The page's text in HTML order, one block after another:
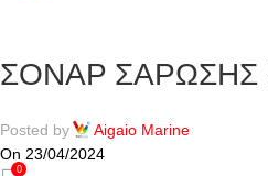
ΣΟΝΑΡ ΣΑΡΩΣΗΣ
Posted by
Aigaio Marine
On 23/04/2024
0